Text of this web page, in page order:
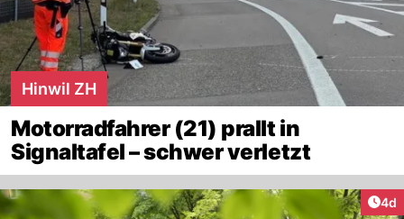
Hinwil ZH
Motorradfahrer (21) prallt in
Signaltafel – schwer verletzt
4d